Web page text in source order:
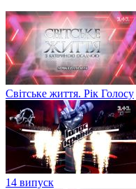
Світське життя. Рік Голосу
14 випуск